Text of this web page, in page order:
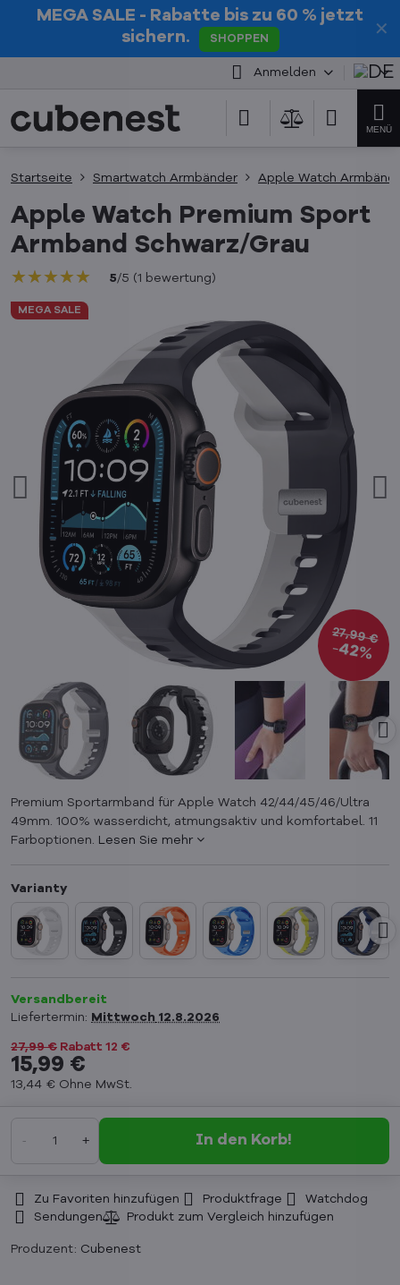
✕
MEGA SALE - Rabatte bis zu 60 % jetzt
sichern.
SHOPPEN
Anmelden
MEGA SALE
27,99 €
42%
Startseite Smartwatch Armbänder Apple Watch
Apple Watch Premium Sport
Armband Schwarz/Grau
★★★★★
★★★★★
★★★★★ 5/5 (1 bewertung)
Premium Sportarmband für Apple Watch 42/44/45/46/Ultra
49mm. 100% wasserdicht, atmungsaktiv und komfortabel. 11
Farboptionen. Lesen Sie mehr
Versandbereit
Liefertermin: Mittwoch 12.8.2026
27,99 € Rabatt 12 €
15,99 €
13,44 € Ohne MwSt.
In den Korb!
Zu Favoriten hinzufügen Produktfrage
Watchdog
Sendungen
Produzent: Cubenest